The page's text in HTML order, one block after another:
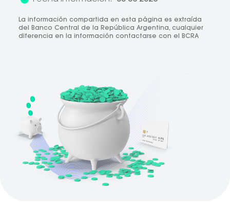
La información compartida en esta página es extraída
del Banco Central de la República Argentina, cualquier
diferencia en la información contactarse con el BCRA